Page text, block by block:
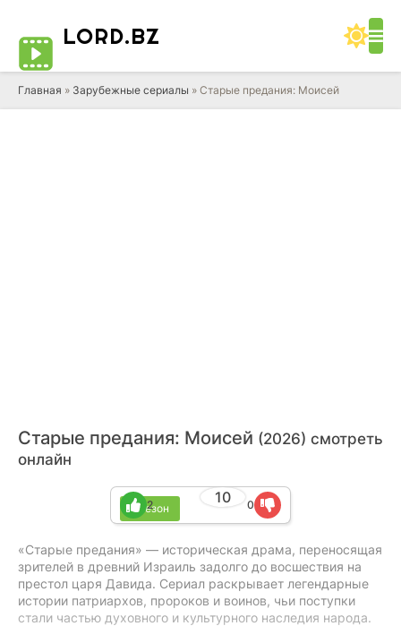
LORD.BZ
Главная » Зарубежные сериалы » Старые предания: Моисей
Старые предания: Моисей (2026) смотреть
онлайн
1 сезон
10
2 0
«Старые предания» — историческая драма, переносящая
зрителей в древний Израиль задолго до восшествия на
престол царя Давида. Сериал раскрывает легендарные
истории патриархов, пророков и воинов, чьи поступки
стали частью духовного и культурного наследия народа.